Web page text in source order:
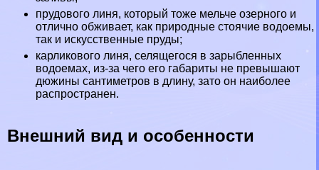
прудового линя, который тоже мельче озерного и
отлично обживает, как природные стоячие водоемы,
так и искусственные пруды;
карликового линя, селящегося в зарыбленных
водоемах, из-за чего его габариты не превышают
дюжины сантиметров в длину, зато он наиболее
распространен.
Внешний вид и особенности